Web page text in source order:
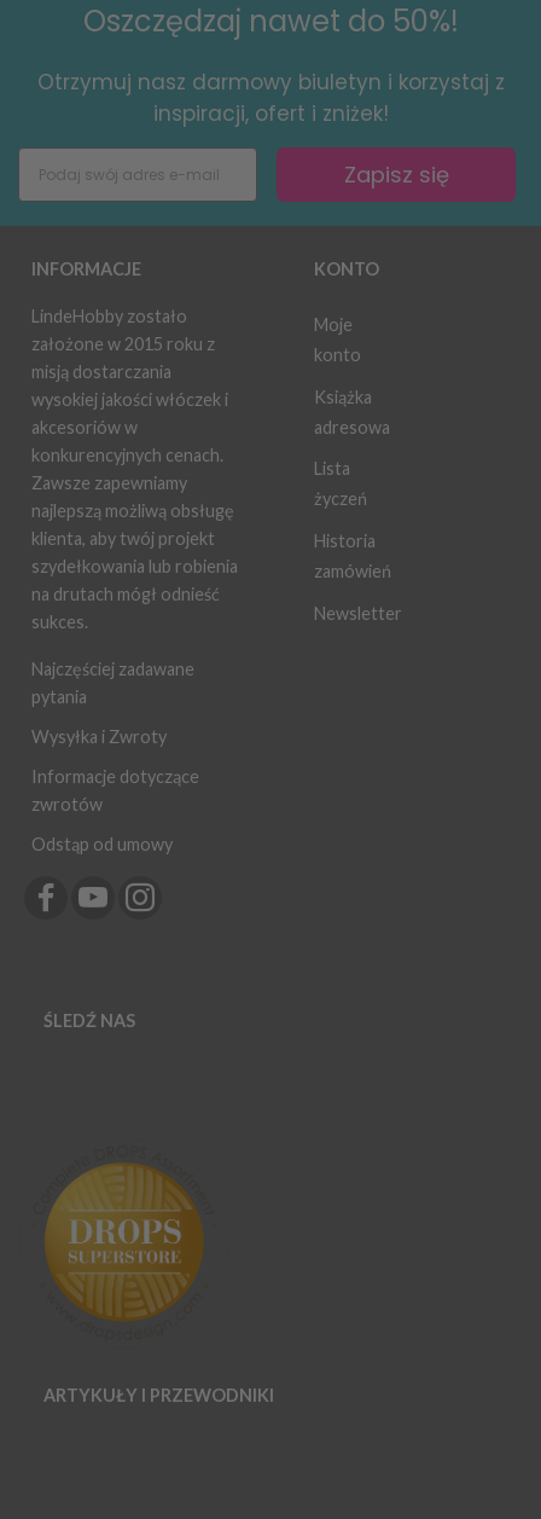
Oszczędzaj nawet do 50%!
Otrzymuj nasz darmowy biuletyn i korzystaj z
inspiracji, ofert i zniżek!
Zapisz się
INFORMACJE
LindeHobby zostało
założone w 2015 roku z
misją dostarczania
wysokiej jakości włóczek i
akcesoriów w
konkurencyjnych cenach.
Zawsze zapewniamy
najlepszą możliwą obsługę
klienta, aby twój projekt
szydełkowania lub robienia
na drutach mógł odnieść
sukces.
Najczęściej zadawane
pytania
Wysyłka i Zwroty
Informacje dotyczące
zwrotów
Odstąp od umowy
KONTO
Moje
konto
Książka
adresowa
Lista
życzeń
Historia
zamówień
Newsletter
ŚLEDŹ NAS
ARTYKUŁY I PRZEWODNIKI